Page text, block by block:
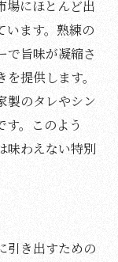
場にほとんど出
います。熟練の
で旨味が凝縮さ
提供します。
製のタレやシン
す。このよう
味わえない特別
引き出すための